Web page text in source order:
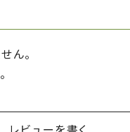
ん。